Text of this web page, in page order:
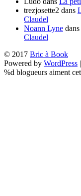
trezjosette2 dans
Claudel
Noann Lyne dans
Claudel
© 2017 Bric à Book
Powered by WordPress |
%d blogueurs aiment